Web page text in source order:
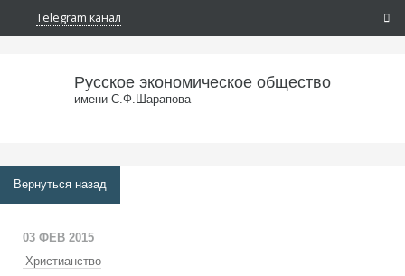
Telegram канал
Русское экономическое общество
имени С.Ф.Шарапова
Вернуться назад
03 ФЕВ 2015
Христианство